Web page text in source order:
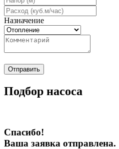
Назначение
Отправить
Подбор насоса
Спасибо!
Ваша заявка отправлена.